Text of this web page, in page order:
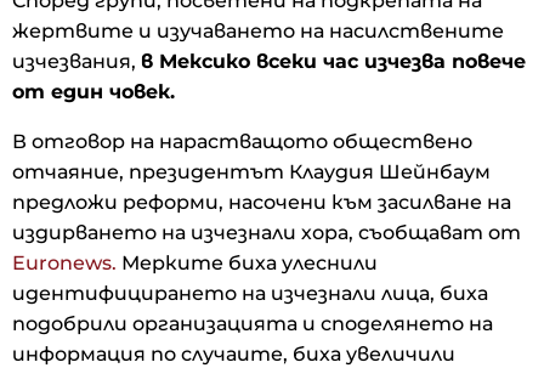
жертвите и изучаването на насилствените
изчезвания, в Мексико всеки час изчезва повече
от един човек.
В отговор на нарастващото обществено
отчаяние, президентът Клаудия Шейнбаум
предложи реформи, насочени към засилване на
издирването на изчезнали хора, съобщават от
Euronews. Мерките биха улеснили
идентифицирането на изчезнали лица, биха
подобрили организацията и споделянето на
информация по случаите, биха увеличили